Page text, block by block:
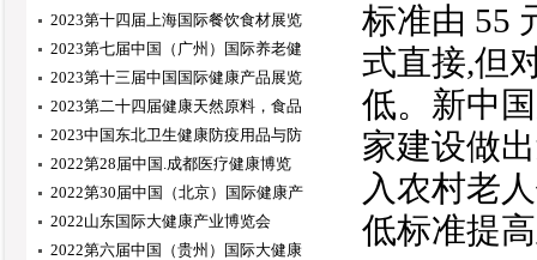
2023第十四届上海国际餐饮食材展览
2023第七届中国（广州）国际养老健
2023第十三届中国国际健康产品展览
2023第二十四届健康天然原料，食品
2023中国东北卫生健康防疫用品与防
2022第28届中国.成都医疗健康博览
2022第30届中国（北京）国际健康产
2022山东国际大健康产业博览会
2022第六届中国（贵州）国际大健康
标准由 55
式直接,但
低。新中
家建设做
入农村老
低标准提